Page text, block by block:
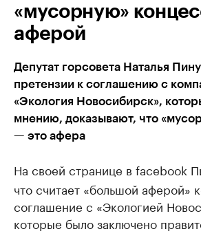
«мусорную»
аферой
Депутат горсовета Наталья
претензии к соглашению с
«Экология Новосибирск»,
мнению, доказывают, что
— это афера
На своей странице в facebook
что считает «большой аферой»
соглашение с «Экологией
которые было заключено